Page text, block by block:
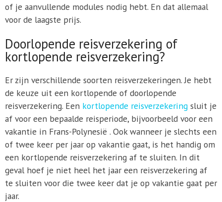
of je aanvullende modules nodig hebt. En dat allemaal
voor de laagste prijs.
Doorlopende reisverzekering of
kortlopende reisverzekering?
Er zijn verschillende soorten reisverzekeringen. Je hebt
de keuze uit een kortlopende of doorlopende
reisverzekering. Een kortlopende reisverzekeringsluit je
af voor een bepaalde reisperiode, bijvoorbeeld voor een
vakantie in Frans-Polynesië . Ook wanneer je slechts een
of twee keer per jaar op vakantie gaat, is het handig om
een kortlopende reisverzekering af te sluiten. In dit
geval hoef je niet heel het jaar een reisverzekering af
te sluiten voor die twee keer dat je op vakantie gaat per
jaar.